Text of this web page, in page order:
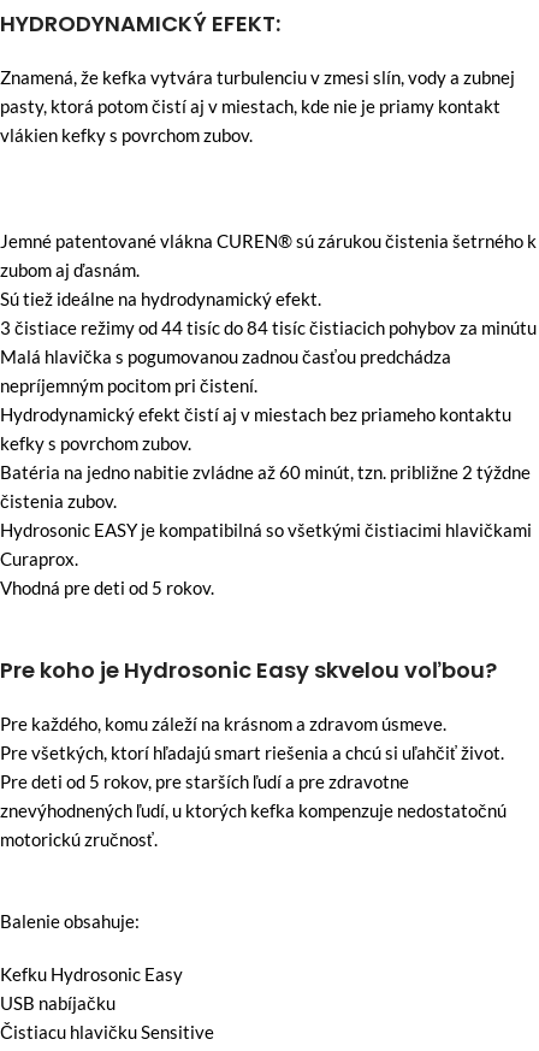
HYDRODYNAMICKÝ EFEKT:
Znamená, že kefka vytvára turbulenciu v zmesi slín, vody a zubnej
pasty, ktorá potom čistí aj v miestach, kde nie je priamy kontakt
vlákien kefky s povrchom zubov.
Jemné patentované vlákna CUREN® sú zárukou čistenia šetrného k
zubom aj ďasnám.
Sú tiež ideálne na hydrodynamický efekt.
3 čistiace režimy od 44 tisíc do 84 tisíc čistiacich pohybov za minútu
Malá hlavička s pogumovanou zadnou časťou predchádza
nepríjemným pocitom pri čistení.
Hydrodynamický efekt čistí aj v miestach bez priameho kontaktu
kefky s povrchom zubov.
Batéria na jedno nabitie zvládne až 60 minút, tzn. približne 2 týždne
čistenia zubov.
Hydrosonic EASY je kompatibilná so všetkými čistiacimi hlavičkami
Curaprox.
Vhodná pre deti od 5 rokov.
Pre koho je Hydrosonic Easy skvelou voľbou?
Pre každého, komu záleží na krásnom a zdravom úsmeve.
Pre všetkých, ktorí hľadajú smart riešenia a chcú si uľahčiť život.
Pre deti od 5 rokov, pre starších ľudí a pre zdravotne
znevýhodnených ľudí, u ktorých kefka kompenzuje nedostatočnú
motorickú zručnosť.
Balenie obsahuje:
Kefku Hydrosonic Easy
USB nabíjačku
Čistiacu hlavičku Sensitive